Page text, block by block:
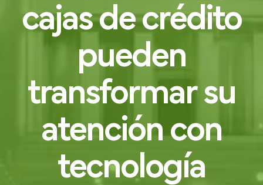
cajas de crédito
pueden
transformar su
atención con
tecnología